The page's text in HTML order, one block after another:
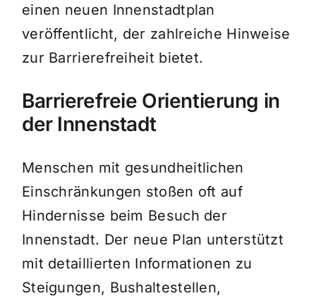
einen neuen Innenstadtplan
veröffentlicht, der zahlreiche Hinweise
zur Barrierefreiheit bietet.
Barrierefreie Orientierung in
der Innenstadt
Menschen mit gesundheitlichen
Einschränkungen stoßen oft auf
Hindernisse beim Besuch der
Innenstadt. Der neue Plan unterstützt
mit detaillierten Informationen zu
Steigungen, Bushaltestellen,